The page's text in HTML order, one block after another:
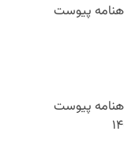
پیوست
پیوست